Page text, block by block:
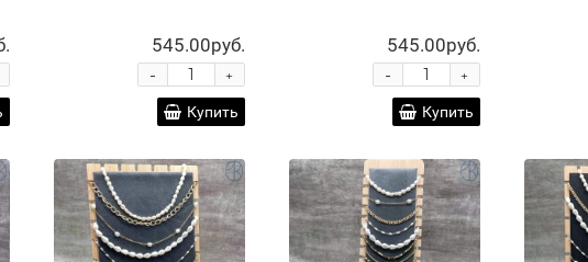
545.00руб.
+
-
Купить
545.00руб.
+
-
Купить